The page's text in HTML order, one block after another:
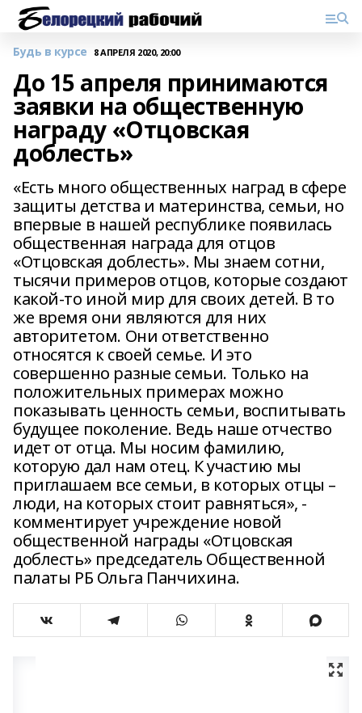
Будь в курсе 8 АПРЕЛЯ 2020, 20:00
До 15 апреля принимаются
заявки на общественную
награду «Отцовская
доблесть»
«Есть много общественных наград в сфере
защиты детства и материнства, семьи, но
впервые в нашей республике появилась
общественная награда для отцов
«Отцовская доблесть». Мы знаем сотни,
тысячи примеров отцов, которые создают
какой-то иной мир для своих детей. В то
же время они являются для них
авторитетом. Они ответственно
относятся к своей семье. И это
совершенно разные семьи. Только на
положительных примерах можно
показывать ценность семьи, воспитывать
будущее поколение. Ведь наше отчество
идет от отца. Мы носим фамилию,
которую дал нам отец. К участию мы
приглашаем все семьи, в которых отцы –
люди, на которых стоит равняться», -
комментирует учреждение новой
общественной награды «Отцовская
доблесть» председатель Общественной
палаты РБ Ольга Панчихина.